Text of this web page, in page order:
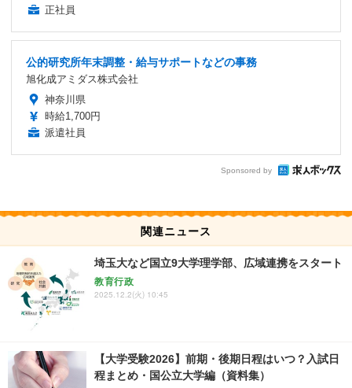
正社員
公的研究所年末調整・給与サポートなどの事務
旭化成アミダス株式会社
神奈川県
時給1,700円
派遣社員
Sponsored by
関連ニュース
埼玉大など国立9大学理学部、広域連携をスタート
教育行政
2025.12.2(火) 10:45
【大学受験2026】前期・後期日程はいつ？入試日
程まとめ・国公立大学編（資料集）